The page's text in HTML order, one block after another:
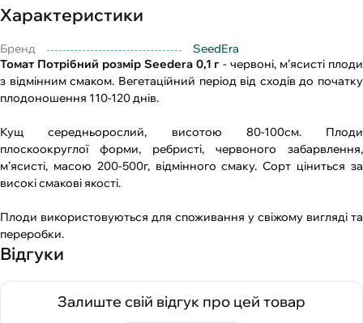
Характеристики
Бренд
SeedEra
Томат Потрібний розмір Seedеra 0,1 г - червоні, м’ясисті плоди
з відмінним смаком. Вегетаційний період від сходів до початку
плодоношення 110-120 днів.
Кущ середньорослий, висотою 80-100см. Плоди
плоскоокруглої форми, ребристі, червоного забарвлення,
м’ясисті, масою 200-500г, відмінного смаку. Сорт ціниться за
високі смакові якості.
Плоди використовуються для споживання у свіжому вигляді та
переробки.
Відгуки
Залиште свій відгук про цей товар